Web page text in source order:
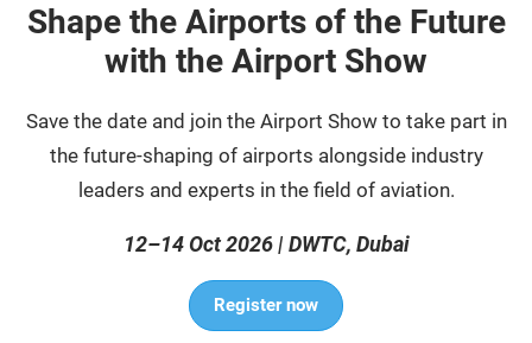
Shape the Airports of the Future
with the Airport Show
Save the date and join the Airport Show to take part in
the future-shaping of airports alongside industry
leaders and experts in the field of aviation.
12–14 Oct 2026 | DWTC, Dubai
Register now